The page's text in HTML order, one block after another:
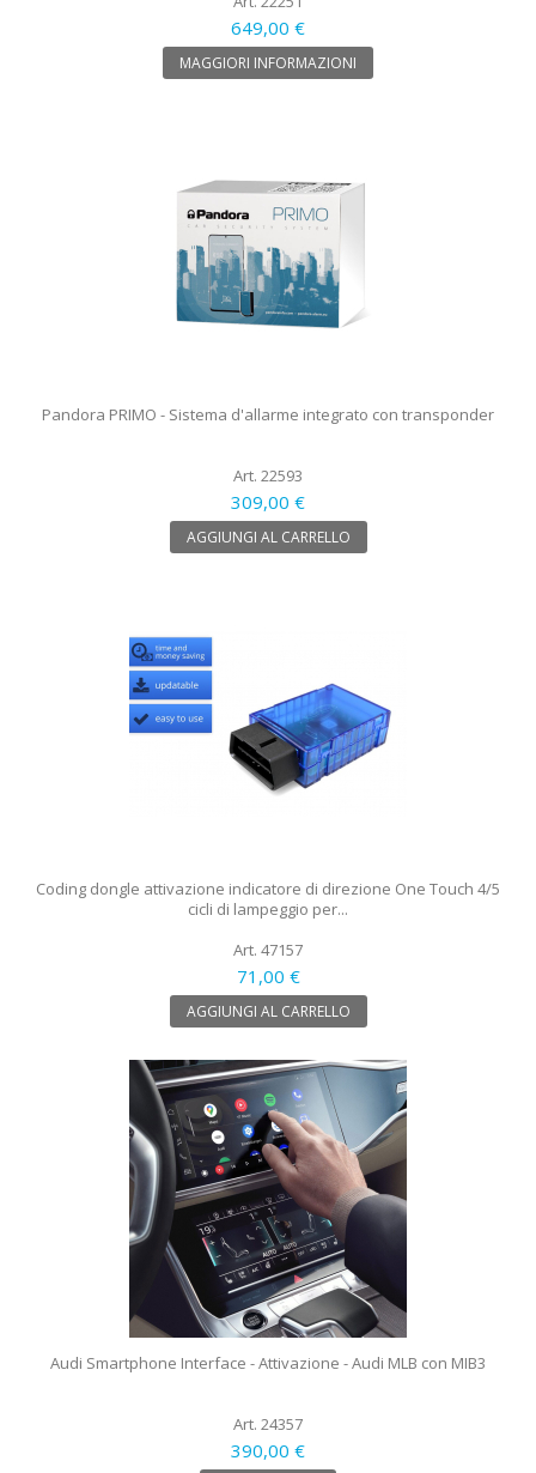
649,00 €
MAGGIORI INFORMAZIONI
Pandora PRIMO - Sistema d'allarme integrato con transponder
Art. 22593
309,00 €
AGGIUNGI AL CARRELLO
Coding dongle attivazione indicatore di direzione One Touch 4/5
cicli di lampeggio per...
Art. 47157
71,00 €
AGGIUNGI AL CARRELLO
Audi Smartphone Interface - Attivazione - Audi MLB con MIB3
Art. 24357
390,00 €